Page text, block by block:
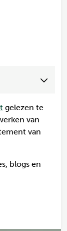
gelezen te
van
van
blogs en